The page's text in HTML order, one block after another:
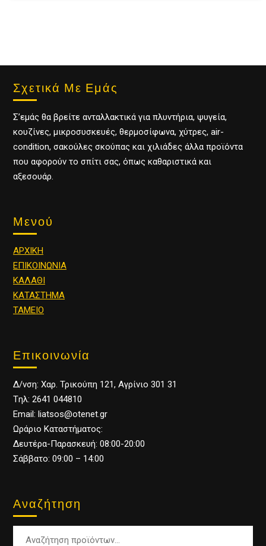
Σχετικά Με Εμάς
Σ’εμάς θα βρείτε ανταλλακτικά για πλυντήρια, ψυγεία,
κουζίνες, μικροσυσκευές, θερμοσίφωνα, χύτρες, air-
condition, σακούλες σκούπας και χιλιάδες άλλα προϊόντα
που αφορούν το σπίτι σας, όπως καθαριστικά και
αξεσουάρ.
Μενού
ΑΡΧΙΚΗ
ΕΠΙΚΟΙΝΩΝΙΑ
ΚΑΛΑΘΙ
ΚΑΤΑΣΤΗΜΑ
ΤΑΜΕΙΟ
Επικοινωνία
Δ/νση: Χαρ. Τρικούπη 121, Αγρίνιο 301 31
Tηλ: 2641 044810
Email: liatsos@otenet.gr
Ωράριο Καταστήματος:
Δευτέρα-Παρασκευή: 08:00-20:00
Σάββατο: 09:00 – 14:00
Αναζήτηση